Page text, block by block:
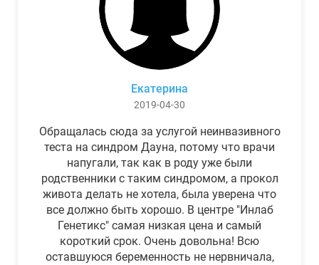
Екатерина
2019-04-30
Обращалась сюда за услугой неинвазивного
теста на синдром Дауна, потому что врачи
напугали, так как в роду уже были
родственники с таким синдромом, а прокол
живота делать не хотела, была уверена что
все должно быть хорошо. В центре "Инлаб
Генетикс" самая низкая цена и самый
короткий срок. Очень довольна! Всю
оставшуюся беременность не нервничала,